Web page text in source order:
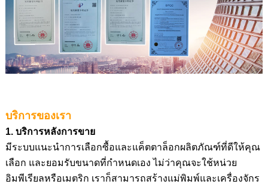
บริการของเรา
1. บริการหลังการขาย
มีระบบแนะนำการเลือกซื้อและแค็ตตาล็อกผลิตภัณฑ์ที่ดีให้คุณ
เลือก และยอมรับขนาดที่กำหนดเอง ไม่ว่าคุณจะใช้หน่วย
อิมพีเรียลหรือเมตริก เราก็สามารถสร้างแม่พิมพ์และเครื่องจักร